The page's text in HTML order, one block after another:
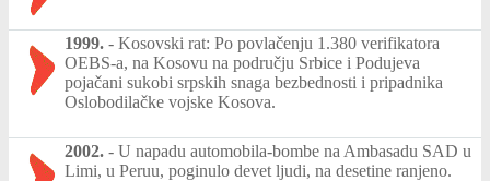
1999. - Kosovski rat: Po povlačenju 1.380 verifikatora
OEBS-a, na Kosovu na području Srbice i Podujeva
pojačani sukobi srpskih snaga bezbednosti i pripadnika
Oslobodilačke vojske Kosova.
2002. - U napadu automobila-bombe na Ambasadu SAD u
Limi, u Peruu, poginulo devet ljudi, na desetine ranjeno.